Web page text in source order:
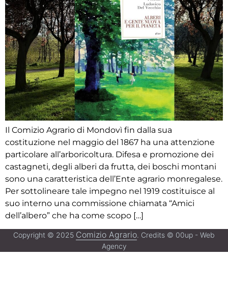
Il Comizio Agrario di Mondovì fin dalla sua
costituzione nel maggio del 1867 ha una attenzione
particolare all’arboricoltura. Difesa e promozione dei
castagneti, degli alberi da frutta, dei boschi montani
sono una caratteristica dell’Ente agrario monregalese.
Per sottolineare tale impegno nel 1919 costituisce al
suo interno una commissione chiamata “Amici
dell’albero” che ha come scopo […]
Copyright © 2025 Comizio Agrario. Credits © 00up - Web
Agency